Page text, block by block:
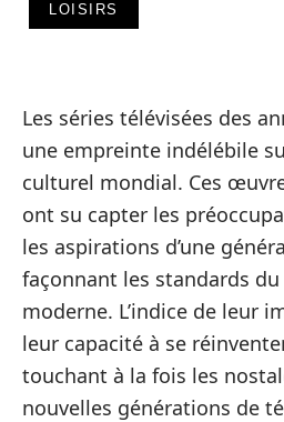
LOISIRS
Les séries télévisées des
une empreinte indélébile
culturel mondial. Ces
ont su capter les
les aspirations d’une
façonnant les standards
moderne. L’indice de leur
leur capacité à se
touchant à la fois les
nouvelles générations de